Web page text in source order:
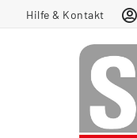
Hilfe & Kontakt